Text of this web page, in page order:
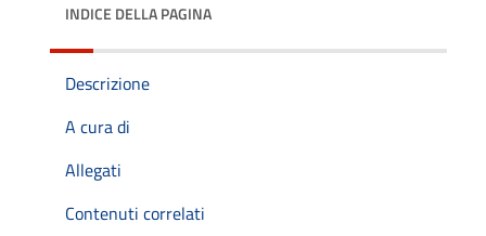
INDICE DELLA PAGINA
Descrizione
A cura di
Allegati
Contenuti correlati